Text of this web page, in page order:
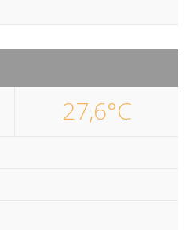
27,6°C